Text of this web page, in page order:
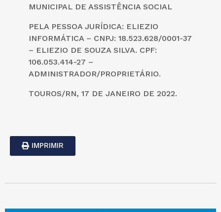
MUNICIPAL DE ASSISTÊNCIA SOCIAL
PELA PESSOA JURÍDICA: ELIEZIO
INFORMÁTICA – CNPJ: 18.523.628/0001-37
– ELIEZIO DE SOUZA SILVA. CPF:
106.053.414-27 –
ADMINISTRADOR/PROPRIETÁRIO.
TOUROS/RN, 17 DE JANEIRO DE 2022.
IMPRIMIR